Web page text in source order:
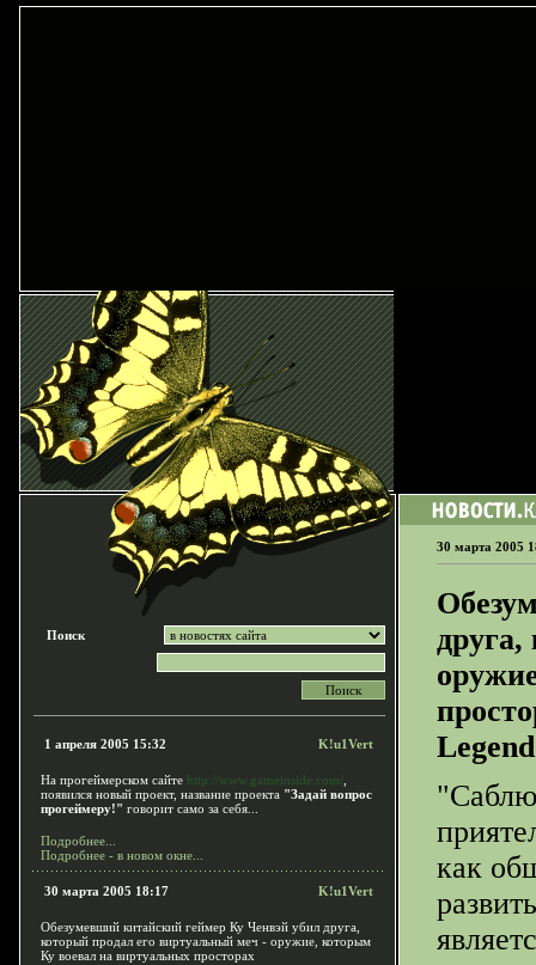
Поиск
1 апреля 2005 15:32 K!u1Vert
На прогеймерском сайте http://www.gameinside.com/
появился новый проект, название проекта "Задай вопрос
прогеймеру!" говорит само за себя...
Подробнее...
Подробнее - в новом окне...
30 марта 2005 18:17 K!u1Vert
Обезумевший китайский геймер Ку Ченвэй убил друга,
который продал его виртуальный меч - оружие, которым
Ку воевал на виртуальных просторах
30 марта 2005
как